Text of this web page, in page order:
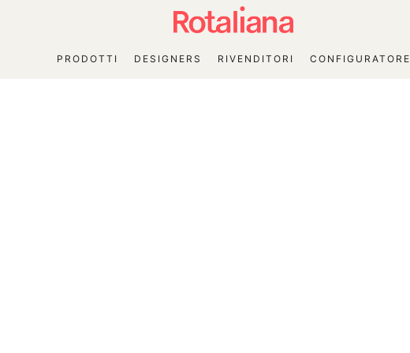
PRODOTTI DESIGNERS RIVENDITORI CONFIGURATORE